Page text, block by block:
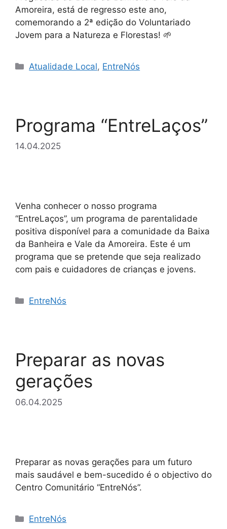
Amoreira, está de regresso este ano,
comemorando a 2ª edição do Voluntariado
Jovem para a Natureza e Florestas! 🌱
Categorias
Atualidade Local, EntreNós
Programa “EntreLaços”
14.04.2025
Venha conhecer o nosso programa
“EntreLaços”, um programa de parentalidade
positiva disponível para a comunidade da Baixa
da Banheira e Vale da Amoreira. Este é um
programa que se pretende que seja realizado
com pais e cuidadores de crianças e jovens.
Categorias
EntreNós
Preparar as novas
gerações
06.04.2025
Preparar as novas gerações para um futuro
mais saudável e bem-sucedido é o objectivo do
Centro Comunitário “EntreNós”.
Categorias
EntreNós